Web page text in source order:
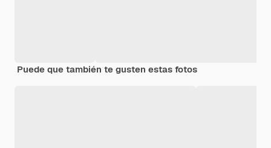
Puede que también te gusten estas fotos